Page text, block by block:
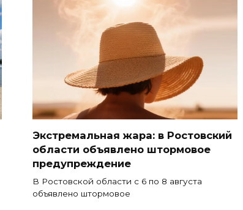
Экстремальная жара: в Ростовский
области объявлено штормовое
предупреждение
В Ростовской области с 6 по 8 августа
объявлено штормовое